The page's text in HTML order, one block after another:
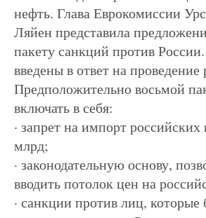
нефть. Глава Еврокомиссии
Ляйен представила
пакету санкций против
введены в ответ на
Предположительно восьмой
включать в себя:
· запрет на импорт
млрд;
· законодательную основу,
вводить потолок цен на
· санкции против лиц, которые